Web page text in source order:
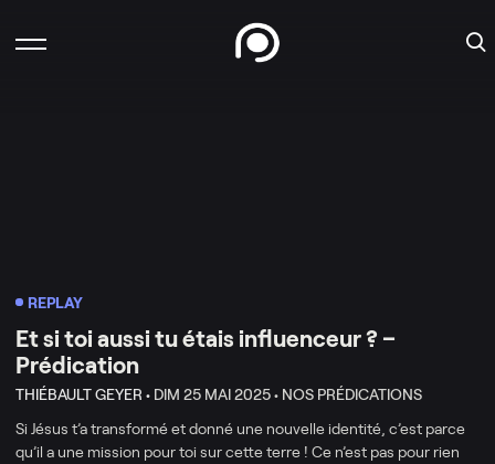
REPLAY
Et si toi aussi tu étais influenceur ? –
Prédication
THIÉBAULT GEYER • DIM 25 MAI 2025 • NOS PRÉDICATIONS
Si Jésus t’a transformé et donné une nouvelle identité, c’est parce
qu’il a une mission pour toi sur cette terre ! Ce n’est pas pour rien